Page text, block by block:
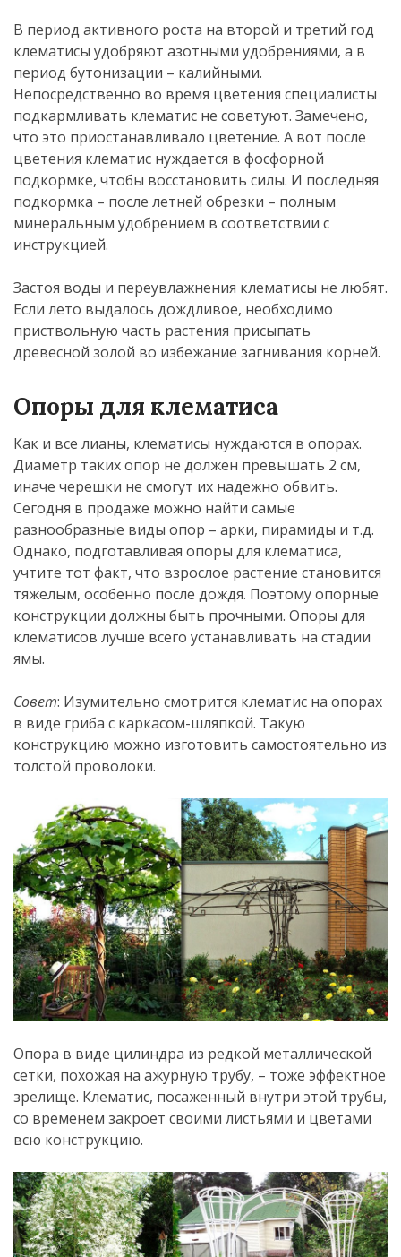
В период активного роста на второй и третий год
клематисы удобряют азотными удобрениями, а в
период бутонизации – калийными.
Непосредственно во время цветения специалисты
подкармливать клематис не советуют. Замечено,
что это приостанавливало цветение. А вот после
цветения клематис нуждается в фосфорной
подкормке, чтобы восстановить силы. И последняя
подкормка – после летней обрезки – полным
минеральным удобрением в соответствии с
инструкцией.
Застоя воды и переувлажнения клематисы не любят.
Если лето выдалось дождливое, необходимо
приствольную часть растения присыпать
древесной золой во избежание загнивания корней.
Опоры для клематиса
Как и все лианы, клематисы нуждаются в опорах.
Диаметр таких опор не должен превышать 2 см,
иначе черешки не смогут их надежно обвить.
Сегодня в продаже можно найти самые
разнообразные виды опор – арки, пирамиды и т.д.
Однако, подготавливая опоры для клематиса,
учтите тот факт, что взрослое растение становится
тяжелым, особенно после дождя. Поэтому опорные
конструкции должны быть прочными. Опоры для
клематисов лучше всего устанавливать на стадии
ямы.
Совет: Изумительно смотрится клематис на опорах
в виде гриба с каркасом-шляпкой. Такую
конструкцию можно изготовить самостоятельно из
толстой проволоки.
Опора в виде цилиндра из редкой металлической
сетки, похожая на ажурную трубу, – тоже эффектное
зрелище. Клематис, посаженный внутри этой трубы,
со временем закроет своими листьями и цветами
всю конструкцию.